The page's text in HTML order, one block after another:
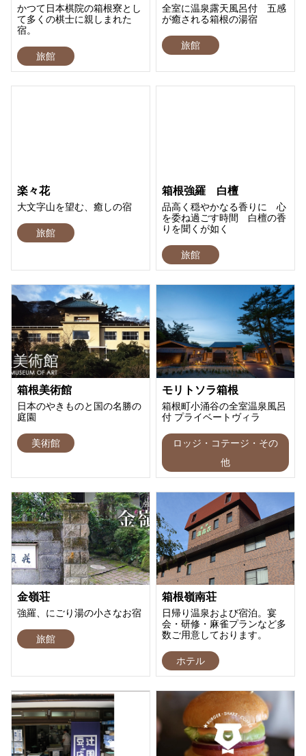
かつて日本棋院の箱根寮とし
て多くの棋士に親しまれた
宿。
旅館
全室に温泉露天風呂付 五感
が癒される箱根の湯宿
旅館
楽々花
大文字山を望む、癒しの宿
旅館
箱根強羅 白檀
品高く穏やかなる香りに 心
を委ね過ごす時間 白檀の香
りを聞くが如く
旅館
箱根美術館
日本のやきものと国の名勝の
庭園
美術館
モリトソラ箱根
箱根町小涌谷の全室温泉風呂
付 プライベートヴィラ
ロッジ・コテージ・その
他
金嶺荘
強羅、にごり湯の小さなお宿
旅館
箱根嶺南荘
日帰り温泉および宿泊。宴
会・研修・麻雀プランなど多
数ご用意しております。
ホテル